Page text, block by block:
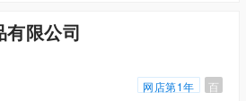
限公司
网店第1年 百